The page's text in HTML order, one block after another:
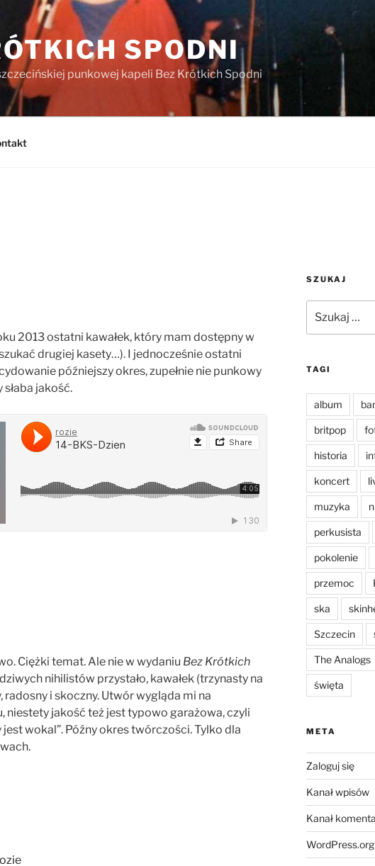
SPODNI
punkowej kapeli Bez Krótkich Spodni
2013 ostatni kawałek, który mam dostępny w
drugiej kasety…). I jednocześnie ostatni
późniejszy okres, zupełnie nie punkowy
jakość.
Ciężki temat. Ale nie w wydaniu Bez Krótkich
nihilistów przystało, kawałek (trzynasty na
radosny i skoczny. Utwór wygląda mi na
niestety jakość też jest typowo garażowa, czyli
jest wokal”. Późny okres twórczości. Tylko dla
SZUKAJ
TAGI
album
britpop
historia
koncert
muzyka
perkusista
pokolenie
przemoc
ska
Szczecin
The Analogs
święta
META
Zaloguj się
Kanał wpisów
Kanał
WordPress.org